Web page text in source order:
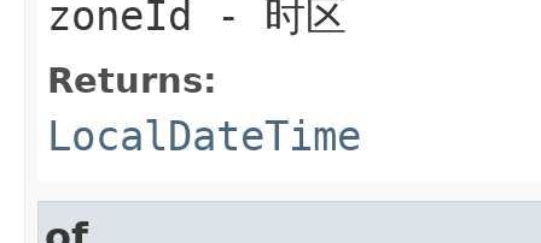
zoneId - 时区
Returns:
LocalDateTime